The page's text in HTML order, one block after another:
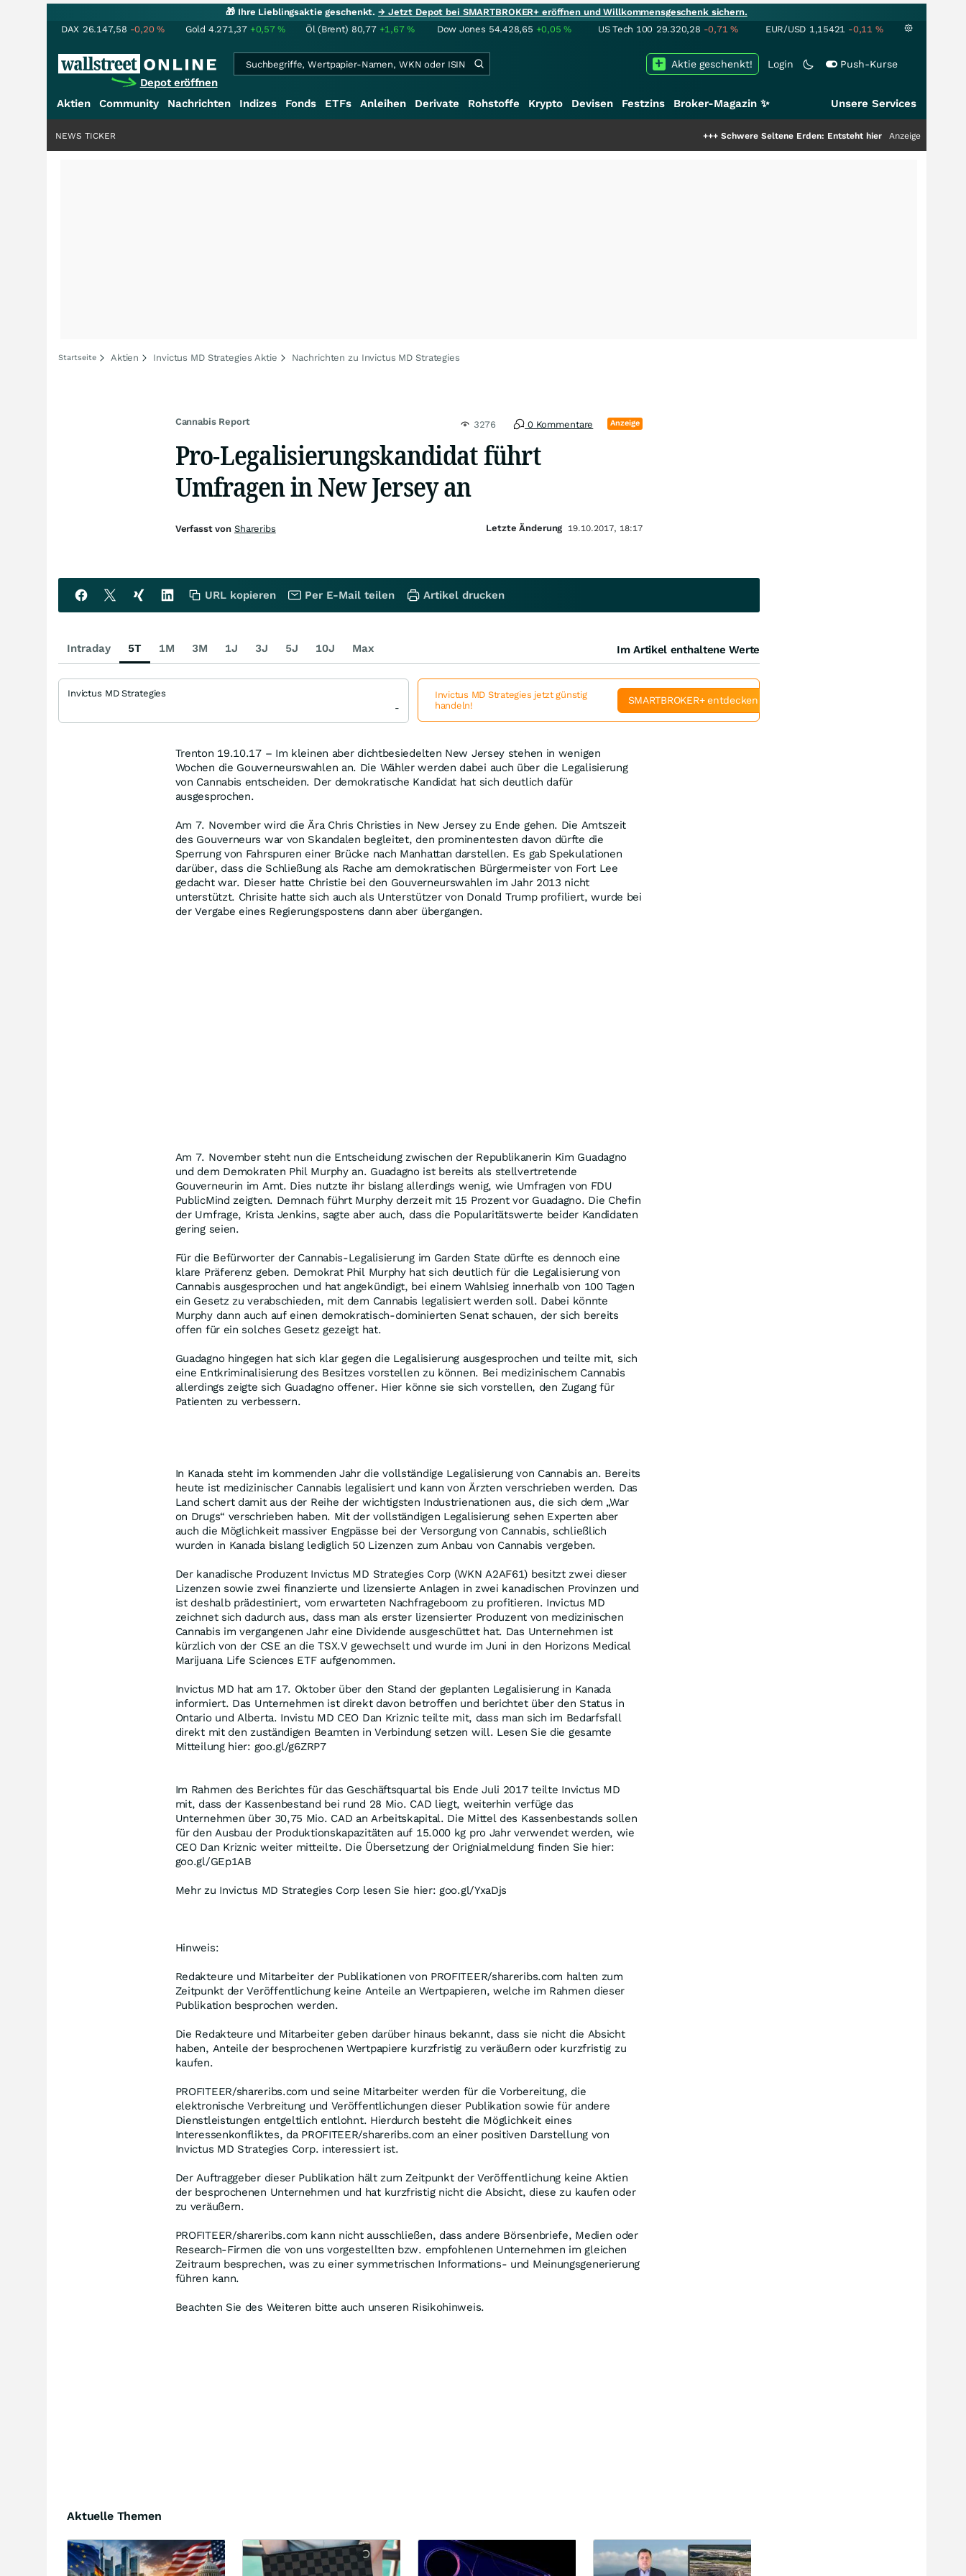
🎁 Ihre Lieblingsaktie geschenkt.→ Jetzt Depot bei SMARTBROKER+ eröffnen und Willkommensgeschenk sichern.
DAX 26.147,58 -0,20% Gold 4.271,37 +0,57% Öl (Brent) 80,77 +1,67% Dow Jones 54.428,65 +0,05% US Tech 100 29.320,28 -0,71% EUR/USD 1,15421 -0,11 %
Depot eröffnen
Login Push-Kurse
Aktie geschenkt!
Aktien Community Nachrichten Indizes Fonds ETFs Anleihen Derivate Rohstoffe Krypto Devisen Festzins Broker-Magazin ✨ Unsere Services
Schwere Seltene Erden: Entsteht hier die nächste Milliardenstory?
Anzeige
NEWS TICKER
Startseite Aktien Invictus MD Strategies Aktie Nachrichten zu Invictus MD Strategies
Cannabis Report 3276 0 Kommentare Anzeige
Pro-Legalisierungskandidat führt
Umfragen in New Jersey an
Trenton 19.10.17 – Im kleinen aber dichtbesiedelten New Jersey stehen in wenigen
Wochen die Gouverneurswahlen an. Die Wähler werden dabei auch über die Legalisierung
von Cannabis entscheiden. Der demokratische Kandidat hat sich deutlich dafür
ausgesprochen.
Am 7. November wird die Ära Chris Christies in New Jersey zu Ende gehen. Die Amtszeit
des Gouverneurs war von Skandalen begleitet, den prominentesten davon dürfte die
Sperrung von Fahrspuren einer Brücke nach Manhattan darstellen. Es gab Spekulationen
darüber, dass die Schließung als Rache am demokratischen Bürgermeister von Fort Lee
gedacht war. Dieser hatte Christie bei den Gouverneurswahlen im Jahr 2013 nicht
unterstützt. Chrisite hatte sich auch als Unterstützer von Donald Trump profiliert, wurde bei
der Vergabe eines Regierungspostens dann aber übergangen.
Am 7. November steht nun die Entscheidung zwischen der Republikanerin Kim Guadagno
und dem Demokraten Phil Murphy an. Guadagno ist bereits als stellvertretende
Gouverneurin im Amt. Dies nutzte ihr bislang allerdings wenig, wie Umfragen von FDU
PublicMind zeigten. Demnach führt Murphy derzeit mit 15 Prozent vor Guadagno. Die Chefin
der Umfrage, Krista Jenkins, sagte aber auch, dass die Popularitätswerte beider Kandidaten
gering seien.
Für die Befürworter der Cannabis-Legalisierung im Garden State dürfte es dennoch eine
klare Präferenz geben. Demokrat Phil Murphy hat sich deutlich für die Legalisierung von
Cannabis ausgesprochen und hat angekündigt, bei einem Wahlsieg innerhalb von 100 Tagen
ein Gesetz zu verabschieden, mit dem Cannabis legalisiert werden soll. Dabei könnte
Murphy dann auch auf einen demokratisch-dominierten Senat schauen, der sich bereits
offen für ein solches Gesetz gezeigt hat.
Guadagno hingegen hat sich klar gegen die Legalisierung ausgesprochen und teilte mit, sich
eine Entkriminalisierung des Besitzes vorstellen zu können. Bei medizinischem Cannabis
allerdings zeigte sich Guadagno offener. Hier könne sie sich vorstellen, den Zugang für
Patienten zu verbessern.
In Kanada steht im kommenden Jahr die vollständige Legalisierung von Cannabis an. Bereits
heute ist medizinischer Cannabis legalisiert und kann von Ärzten verschrieben werden. Das
Land schert damit aus der Reihe der wichtigsten Industrienationen aus, die sich dem „War
on Drugs“ verschrieben haben. Mit der vollständigen Legalisierung sehen Experten aber
auch die Möglichkeit massiver Engpässe bei der Versorgung von Cannabis, schließlich
wurden in Kanada bislang lediglich 50 Lizenzen zum Anbau von Cannabis vergeben.
Der kanadische Produzent Invictus MD Strategies Corp (WKN A2AF61) besitzt zwei dieser
Lizenzen sowie zwei finanzierte und lizensierte Anlagen in zwei kanadischen Provinzen und
ist deshalb prädestiniert, vom erwarteten Nachfrageboom zu profitieren. Invictus MD
zeichnet sich dadurch aus, dass man als erster lizensierter Produzent von medizinischen
Cannabis im vergangenen Jahr eine Dividende ausgeschüttet hat. Das Unternehmen ist
kürzlich von der CSE an die TSX.V gewechselt und wurde im Juni in den Horizons Medical
Marijuana Life Sciences ETF aufgenommen.
Invictus MD hat am 17. Oktober über den Stand der geplanten Legalisierung in Kanada
informiert. Das Unternehmen ist direkt davon betroffen und berichtet über den Status in
Ontario und Alberta. Invistu MD CEO Dan Kriznic teilte mit, dass man sich im Bedarfsfall
direkt mit den zuständigen Beamten in Verbindung setzen will. Lesen Sie die gesamte
Mitteilung hier: goo.gl/g6ZRP7
Im Rahmen des Berichtes für das Geschäftsquartal bis Ende Juli 2017 teilte Invictus MD
mit, dass der Kassenbestand bei rund 28 Mio. CAD liegt, weiterhin verfüge das
Unternehmen über 30,75 Mio. CAD an Arbeitskapital. Die Mittel des Kassenbestands sollen
für den Ausbau der Produktionskapazitäten auf 15.000 kg pro Jahr verwendet werden, wie
CEO Dan Kriznic weiter mitteilte. Die Übersetzung der Orignialmeldung finden Sie hier:
goo.gl/GEp1AB
Mehr zu Invictus MD Strategies Corp lesen Sie hier: goo.gl/YxaDjs
Hinweis:
Redakteure und Mitarbeiter der Publikationen von PROFITEER/shareribs.com halten zum
Zeitpunkt der Veröffentlichung keine Anteile an Wertpapieren, welche im Rahmen dieser
Publikation besprochen werden.
Die Redakteure und Mitarbeiter geben darüber hinaus bekannt, dass sie nicht die Absicht
haben, Anteile der besprochenen Wertpapiere kurzfristig zu veräußern oder kurzfristig zu
kaufen.
PROFITEER/shareribs.com und seine Mitarbeiter werden für die Vorbereitung, die
elektronische Verbreitung und Veröffentlichungen dieser Publikation sowie für andere
Dienstleistungen entgeltlich entlohnt. Hierdurch besteht die Möglichkeit eines
Interessenkonfliktes, da PROFITEER/shareribs.com an einer positiven Darstellung von
Invictus MD Strategies Corp. interessiert ist.
Der Auftraggeber dieser Publikation hält zum Zeitpunkt der Veröffentlichung keine Aktien
der besprochenen Unternehmen und hat kurzfristig nicht die Absicht, diese zu kaufen oder
zu veräußern.
PROFITEER/shareribs.com kann nicht ausschließen, dass andere Börsenbriefe, Medien oder
Research-Firmen die von uns vorgestellten bzw. empfohlenen Unternehmen im gleichen
Zeitraum besprechen, was zu einer symmetrischen Informations- und Meinungsgenerierung
führen kann.
Beachten Sie des Weiteren bitte auch unseren Risikohinweis.
Aktuelle Themen
Verfasst von Shareribs Letzte Änderung 19.10.2017, 18:17
URL kopieren Per E-Mail teilen Artikel drucken
Intraday 5T 1M 3M 1J 3J 5J 10J Max Im Artikel enthaltene Werte
Invictus MD Strategies
-
Invictus MD Strategies jetzt günstig
handeln!
SMARTBROKER+ entdecken